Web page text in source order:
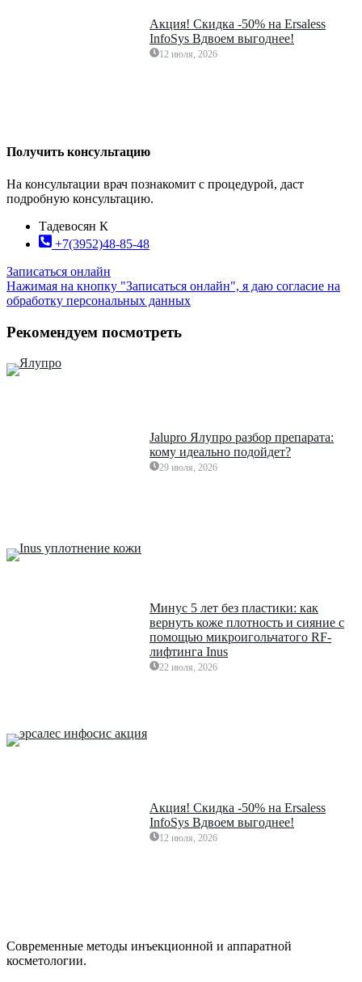
Акция! Скидка -50% на Ersaless
InfoSys Вдвоем выгоднее!
12 июля, 2026
Получить консультацию
На консультации врач познакомит с процедурой, даст
подробную консультацию.
Тадевосян К
+7(3952)48-85-48
Записаться онлайн
Нажимая на кнопку "Записаться онлайн", я даю согласие на
обработку персональных данных
Рекомендуем посмотреть
Jalupro Ялупро разбор препарата:
кому идеально подойдет?
29 июля, 2026
Минус 5 лет без пластики: как
вернуть коже плотность и сияние с
помощью микроигольчатого RF-
лифтинга Inus
22 июля, 2026
Акция! Скидка -50% на Ersaless
InfoSys Вдвоем выгоднее!
12 июля, 2026
Современные методы инъекционной и аппаратной
косметологии.